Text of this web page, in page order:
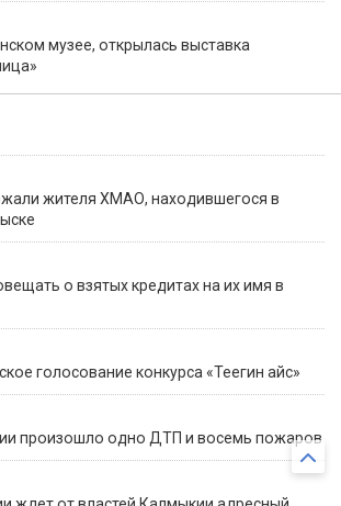
музее, открылась выставка
жителя ХМАО, находившегося в
о взятых кредитах на их имя в
голосование конкурса «Теегин айс»
произошло одно ДТП и восемь пожаров